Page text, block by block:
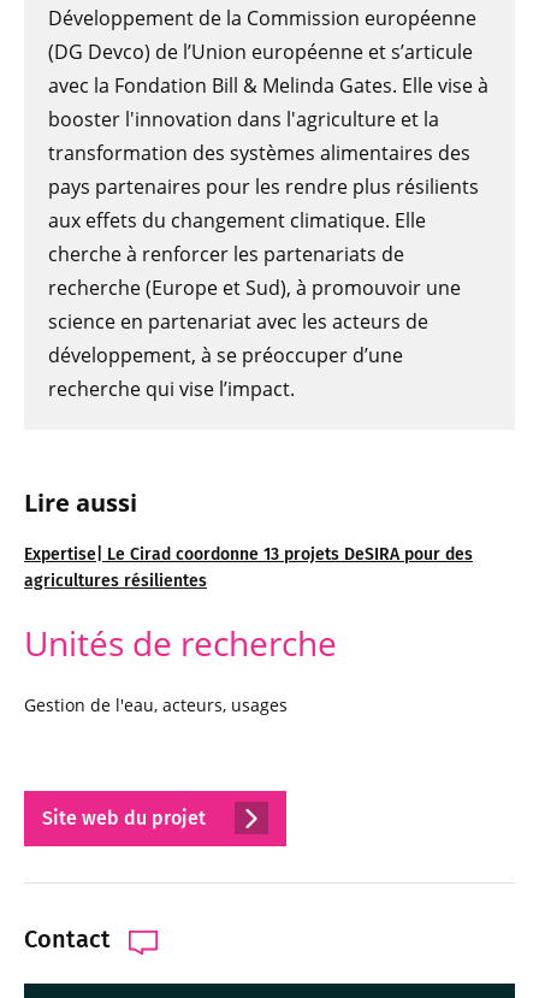
Lire aussi
Expertise| Le Cirad coordonne 13 projets DeSIRA pour des
agricultures résilientes
Unités de recherche
Gestion de l'eau, acteurs, usages
Site web du projet
Contact
Développement de la Commission européenne
(DG Devco) de l’Union européenne et s’articule
avec la Fondation Bill & Melinda Gates. Elle vise à
booster l'innovation dans l'agriculture et la
transformation des systèmes alimentaires des
pays partenaires pour les rendre plus résilients
aux effets du changement climatique. Elle
cherche à renforcer les partenariats de
recherche (Europe et Sud), à promouvoir une
science en partenariat avec les acteurs de
développement, à se préoccuper d’une
recherche qui vise l’impact.